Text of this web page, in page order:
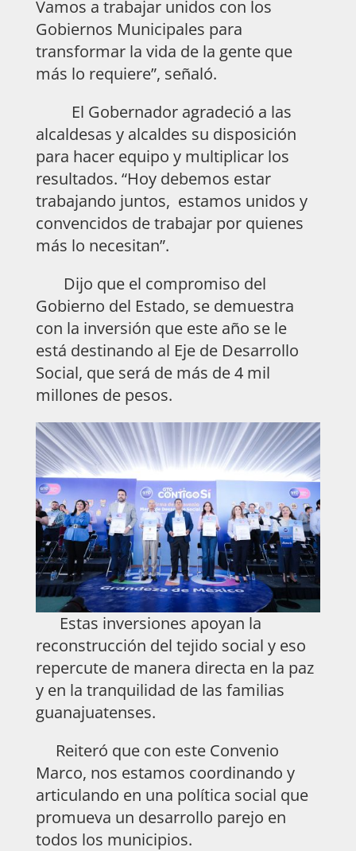
Vamos a trabajar unidos con los
Gobiernos Municipales para
transformar la vida de la gente que
más lo requiere”, señaló.
El Gobernador agradeció a las
alcaldesas y alcaldes su disposición
para hacer equipo y multiplicar los
resultados. “Hoy debemos estar
trabajando juntos, estamos unidos y
convencidos de trabajar por quienes
más lo necesitan”.
Dijo que el compromiso del
Gobierno del Estado, se demuestra
con la inversión que este año se le
está destinando al Eje de Desarrollo
Social, que será de más de 4 mil
millones de pesos.
Estas inversiones apoyan la
reconstrucción del tejido social y eso
repercute de manera directa en la paz
y en la tranquilidad de las familias
guanajuatenses.
Reiteró que con este Convenio
Marco, nos estamos coordinando y
articulando en una política social que
promueva un desarrollo parejo en
todos los municipios.